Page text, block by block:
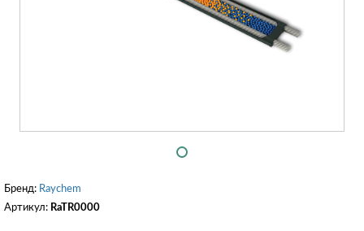
Бренд: Raychem
Артикул: RaTR0000